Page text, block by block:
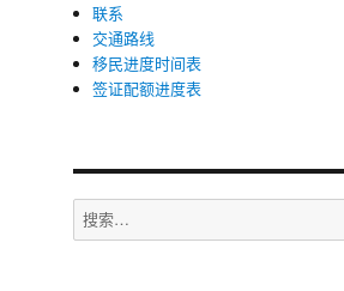
联系
交通路线
移民进度时间表
签证配额进度表
搜
索：